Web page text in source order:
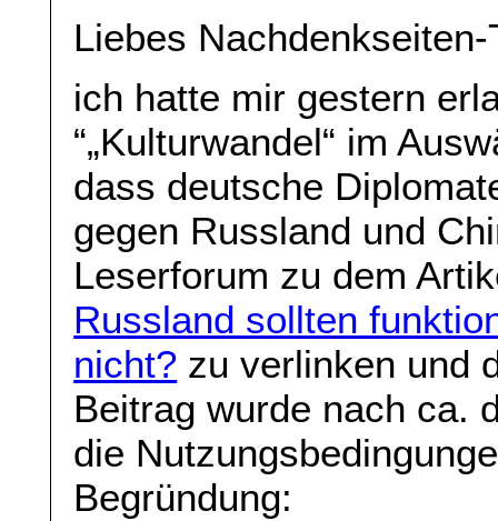
Liebes Nachdenkseiten-
ich hatte mir gestern
“„Kulturwandel“ im
dass deutsche
gegen Russland und
Leserforum zu dem
Russland sollten
nicht? zu verlinken und
Beitrag wurde nach ca.
die
Begründung: